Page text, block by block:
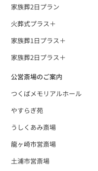
家族葬2日プラン
火葬式プラス＋
家族葬1日プラス＋
家族葬2日プラス＋
公営斎場のご案内
つくばメモリアルホール
やすらぎ苑
うしくあみ斎場
龍ヶ崎市営斎場
土浦市営斎場